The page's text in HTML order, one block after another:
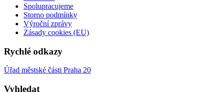
Spolupracujeme
Storno podmínky
Výroční zprávy
Zásady cookies (EU)
Rychlé odkazy
Úřad městské části Praha 20
Vyhledat